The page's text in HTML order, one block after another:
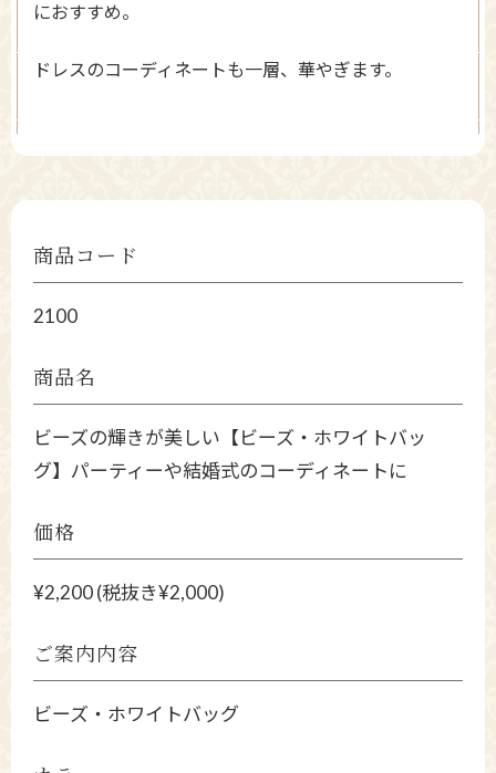
におすすめ。
ドレスのコーディネートも一層、華やぎます。
商品コード
2100
商品名
ビーズの輝きが美しい【ビーズ・ホワイトバッ
グ】パーティーや結婚式のコーディネートに
価格
¥2,200 (税抜き¥2,000)
ご案内内容
ビーズ・ホワイトバッグ